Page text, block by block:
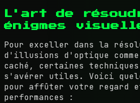
L'art de
énigmes
Pour exceller dans la
d'illusions d'optique
caché, certaines techniques
s'avérer utiles. Voici
pour affûter votre regard
performances :